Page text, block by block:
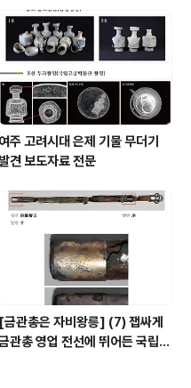
여주 고려시대 은제 기물 무더기
발견 보도자료 전문
[금관총은 자비왕릉] (7) 잽싸게
관총 영업 전선에 뛰어든 국립박